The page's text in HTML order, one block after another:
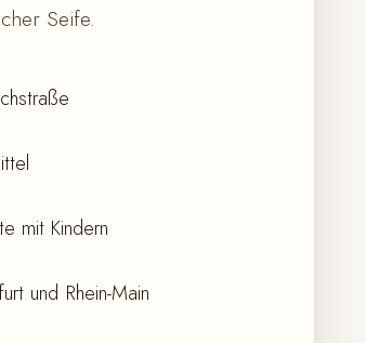
Seife.
mit Kindern
und Rhein-Main